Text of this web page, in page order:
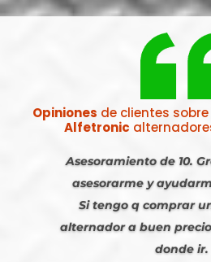
Opiniones de clientes
Alfetronic
Asesoramiento de 10.
asesorarme y
Si tengo q comprar
alternador a buen
donde ir.